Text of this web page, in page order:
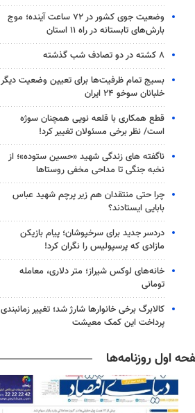
وضعیت جوی کشور در ۷۲ ساعت آینده؛ موج
بارش‌های تابستانه در راه ۱۱ استان
۸ کشته در دو تصادف شب گذشته
بسیج تمام ظرفیت‌ها برای تعیین وضعیت دیگر
خلبانان سوخو ۲۴ ایران
قطع همکاری با قلعه نویی همچنان سوژه
است/ نظر برخی مسئولان تغییر کرد!
ناگفته های زندگی شهید «حسین ستوده»؛ از
نخبه جنگی تا مداحی مخفی روستاها
چرا حتی منتقدان هم زیر پرچم شهید عباس
بابایی ایستادند؟
دردسر جدید برای سرخپوشان؛ پیام بازیکن
مازادی که پرسپولیس را نگران کرد!
خانه‌های لوکس شیراز؛ متر دلاری، معامله
تومانی
کالابرگ برخی خانوارها شارژ شد؛ تغییر زمانبندی
پرداخت این کمک معیشت
اول روزنامه‌ها